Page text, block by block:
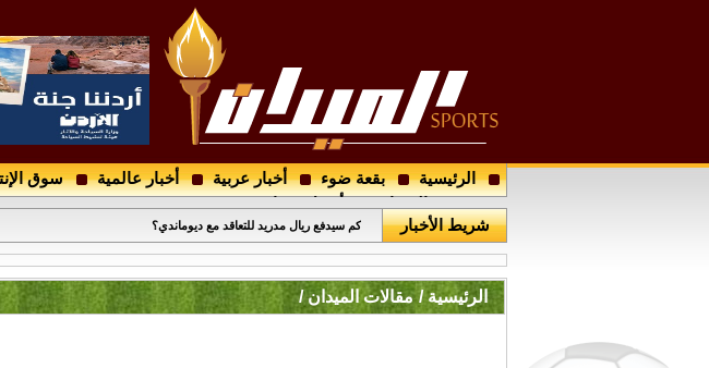
الرئيسية بقعة ضوء أخبار عربية أخبار عالمية سوق
مجتمع الميدان
أرسل خبرا
شريط الأخبار
اتحاد الكرة يُجري قرعة دوري الدرجتين الأولى والثانية والأدوار التمهيدية
كم سيدفع ريال مدريد للتعاقد مع ديوماندي؟
الرئيسية / مقالات الميدان /